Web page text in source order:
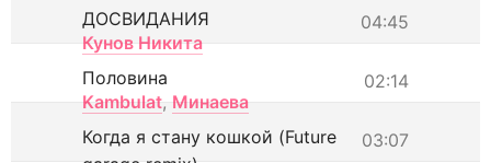
04:45
ДОСВИДАНИЯ
Кунов Никита
02:14
Половина
Kambulat, Минаева
03:07
Когда я стану кошкой (Future